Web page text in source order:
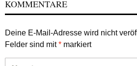
KOMMENTARE
Deine E-Mail-Adresse wird nicht
Felder sind mit* markiert